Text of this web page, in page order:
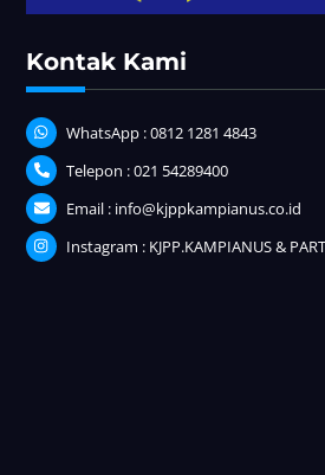
Kontak Kami
WhatsApp : 0812 1281 4843
Telepon : 021 54289400
Email : info@kjppkampianus.co.id
Instagram : KJPP.KAMPIANUS &